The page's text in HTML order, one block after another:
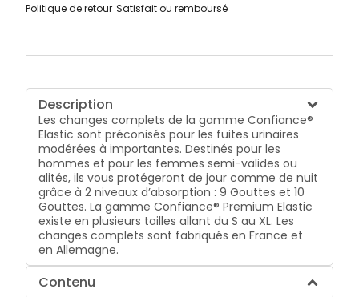
Politique de retour Satisfait ou remboursé
Description
Les changes complets de la gamme Confiance®
Elastic sont préconisés pour les fuites urinaires
modérées à importantes. Destinés pour les
hommes et pour les femmes semi-valides ou
alités, ils vous protégeront de jour comme de nuit
grâce à 2 niveaux d’absorption : 9 Gouttes et 10
Gouttes. La gamme Confiance® Premium Elastic
existe en plusieurs tailles allant du S au XL. Les
changes complets sont fabriqués en France et
en Allemagne.
Contenu